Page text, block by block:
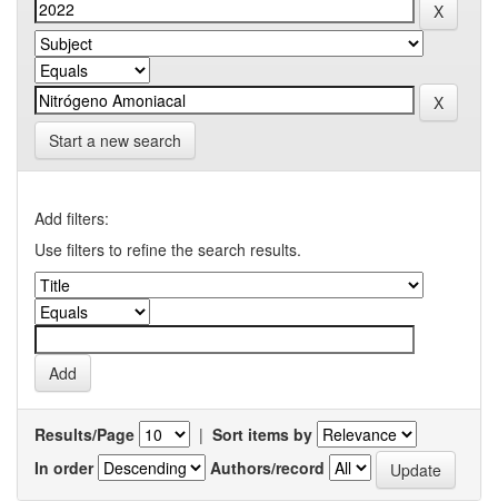
Start a new search
Add filters:
Use filters to refine the search results.
Results/Page | Sort items by
In order
Authors/record